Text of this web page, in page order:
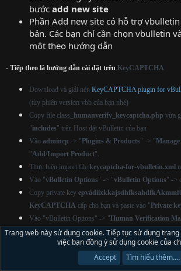
bước add new site
Phần Add new site có hỗ trợ
bản. Các bạn chỉ cần chọn vbulletin
một theo hướng dẫn
- Tiếp theo là hướng dẫn cài đặt trên KeyCAPTCHA
Download và giải nén KeyCAPTCHA plugin for
(tùy phiên version vbb của bạn nhé)
Copy file class_ humanverify_keycaptcha.php vừa
"includes" trên Host đặt vBulletin của bạn
Vào admincp -> "Plugins & Products" -> "
"Add/Import Product".
Thực hiện import file keycaptcha-for-vbulletin.xml
Vào "vBulletin Options" -> "vBulletin Options" ->
Copy private key
KeyCAPTCHA cấp cho bạn và paste vào "Private
Vào "vBulletin Options" -> "Human Verification
KeyCAPTCHA. .
Trang web này sử dụng cookie. Tiếp tục sử dụng
việc bạn đồng ý sử dụng cookie của
Accept
Tìm hiểu thêm.…